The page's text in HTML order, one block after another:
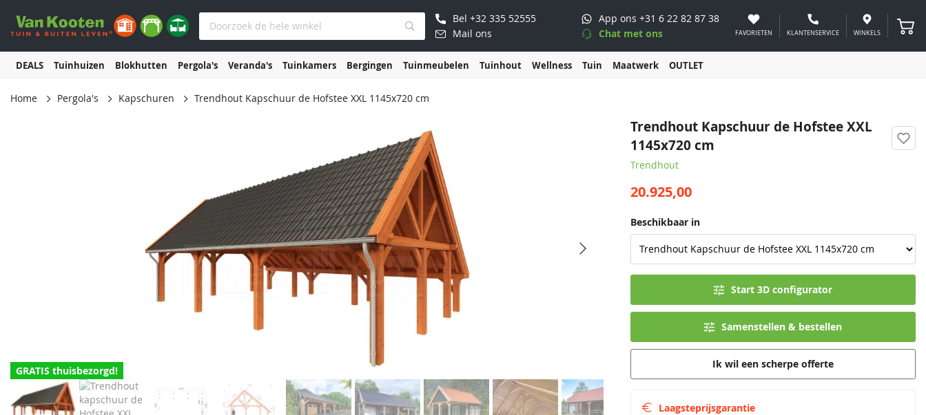
Bel +32 335 52555 App ons +31 6 22 82 87 38
Mail ons
Chat met ons FAVORIETEN KLANTENSERVICE WINKELS
DEALS Tuinhuizen Blokhutten Pergola's Veranda's Tuinkamers Bergingen Tuinmeubelen Tuinhout Wellness Tuin Maatwerk OUTLET
Home Pergola's Kapschuren Trendhout Kapschuur de Hofstee XXL 1145x720 cm
GRATIS thuisbezorgd!
Trendhout Kapschuur de Hofstee XXL
1145x720 cm
Trendhout
20.925,00
Beschikbaar in
Start 3D configurator
Laagsteprijsgarantie
Samenstellen & bestellen
Ik wil een scherpe offerte